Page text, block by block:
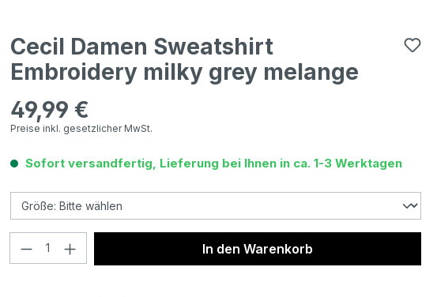
Cecil Damen Sweatshirt
Embroidery milky grey melange
Regulärer Preis:
49,99 €
Preise inkl. gesetzlicher MwSt.
Sofort versandfertig, Lieferung bei Ihnen in ca. 1-3 Werktagen
Produkt Anzahl: Gib den gewünschten Wert
In den Warenkorb